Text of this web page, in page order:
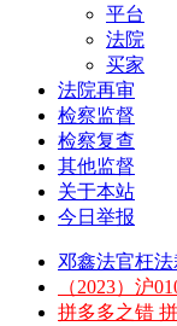
平台
法院
买家
法院再审
检察监督
检察复查
其他监督
关于本站
今日举报
邓鑫法官枉
（2023）沪
拼多多之错